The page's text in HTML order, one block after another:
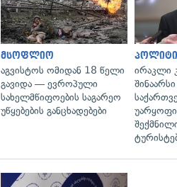
მსოფლიო
აგვისტოს ომიდან 18 წელი
გავიდა — ევროპული
სახელმწიფოების საგარეო
უწყებების განცხადებები
ირაკლი